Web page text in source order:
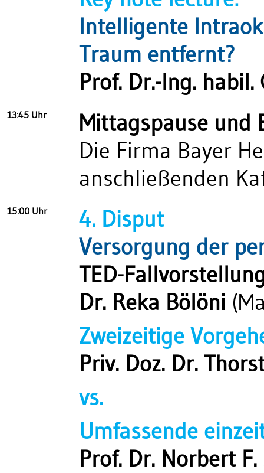
Intelligente
Traum entfernt?
Prof. Dr.-Ing.
13:45 Uhr
Mittagspause und
Die Firma Bayer
anschließenden
15:00 Uhr
4. Disput
Versorgung der
TED-
Dr. Reka Bölöni
Zweizeitige
Priv. Doz. Dr.
vs.
Umfassende
Prof. Dr. Norbert